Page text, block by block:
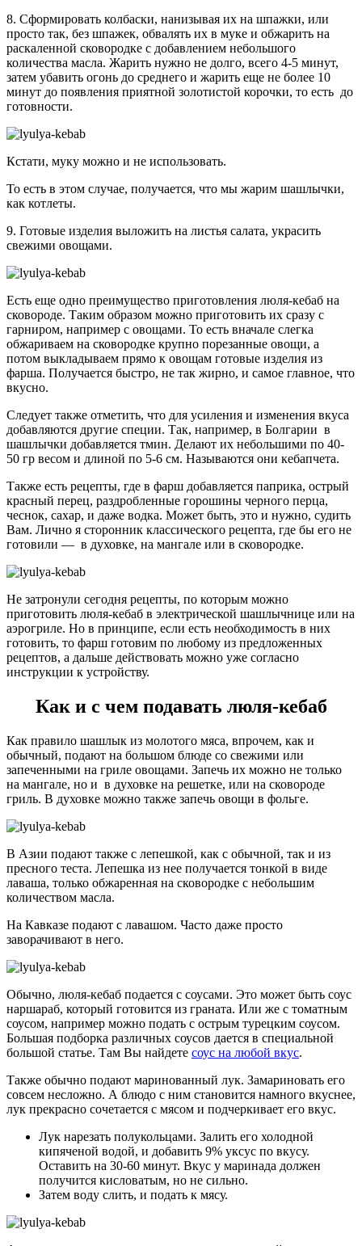
8. Сформировать колбаски, нанизывая их на шпажки, или
просто так, без шпажек, обвалять их в муке и обжарить на
раскаленной сковородке с добавлением небольшого
количества масла. Жарить нужно не долго, всего 4-5 минут,
затем убавить огонь до среднего и жарить еще не более 10
минут до появления приятной золотистой корочки, то есть до
готовности.
Кстати, муку можно и не использовать.
То есть в этом случае, получается, что мы жарим шашлычки,
как котлеты.
9. Готовые изделия выложить на листья салата, украсить
свежими овощами.
Есть еще одно преимущество приготовления люля-кебаб на
сковороде. Таким образом можно приготовить их сразу с
гарниром, например с овощами. То есть вначале слегка
обжариваем на сковородке крупно порезанные овощи, а
потом выкладываем прямо к овощам готовые изделия из
фарша. Получается быстро, не так жирно, и самое главное, что
вкусно.
Следует также отметить, что для усиления и изменения вкуса
добавляются другие специи. Так, например, в Болгарии в
шашлычки добавляется тмин. Делают их небольшими по 40-
50 гр весом и длиной по 5-6 см. Называются они кебапчета.
Также есть рецепты, где в фарш добавляется паприка, острый
красный перец, раздробленные горошины черного перца,
чеснок, сахар, и даже водка. Может быть, это и нужно, судить
Вам. Лично я сторонник классического рецепта, где бы его не
готовили — в духовке, на мангале или в сковородке.
Не затронули сегодня рецепты, по которым можно
приготовить люля-кебаб в электрической шашлычнице или на
аэрогриле. Но в принципе, если есть необходимость в них
готовить, то фарш готовим по любому из предложенных
рецептов, а дальше действовать можно уже согласно
инструкции к устройству.
Как и с чем подавать люля-кебаб
Как правило шашлык из молотого мяса, впрочем, как и
обычный, подают на большом блюде со свежими или
запеченными на гриле овощами. Запечь их можно не только
на мангале, но и в духовке на решетке, или на сковороде
гриль. В духовке можно также запечь овощи в фольге.
В Азии подают также с лепешкой, как с обычной, так и из
пресного теста. Лепешка из нее получается тонкой в виде
лаваша, только обжаренная на сковородке с небольшим
количеством масла.
На Кавказе подают с лавашом. Часто даже просто
заворачивают в него.
Обычно, люля-кебаб подается с соусами. Это может быть соус
наршараб, который готовится из граната. Или же с томатным
соусом, например можно подать с острым турецким соусом.
Большая подборка различных соусов дается в специальной
большой статье. Там Вы найдете соус на любой вкус.
Также обычно подают маринованный лук. Замариновать его
совсем несложно. А блюдо с ним становится намного вкуснее,
лук прекрасно сочетается с мясом и подчеркивает его вкус.
Лук нарезать полукольцами. Залить его холодной
кипяченой водой, и добавить 9% уксус по вкусу.
Оставить на 30-60 минут. Вкус у маринада должен
получится кисловатым, но не сильно.
Затем воду слить, и подать к мясу.